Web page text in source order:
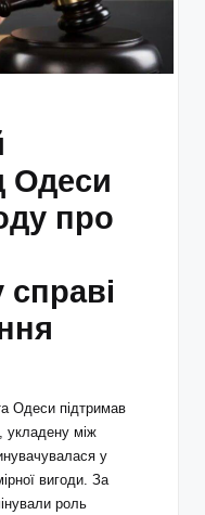
Одеси
про
справі
Одеси підтримав
укладену між
у
вигоди. За
роль